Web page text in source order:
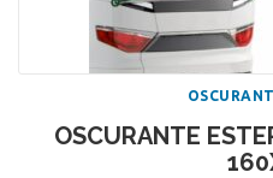
OSCURANTE